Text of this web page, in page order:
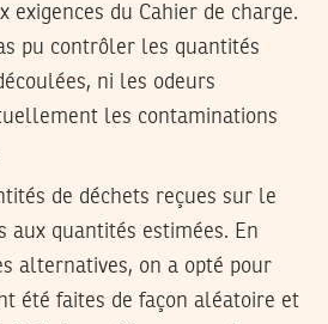
exigences du Cahier de charge.
pu contrôler les quantités
ni les odeurs
les contaminations
de déchets reçues sur le
aux quantités estimées. En
alternatives, on a opté pour
été faites de façon aléatoire et